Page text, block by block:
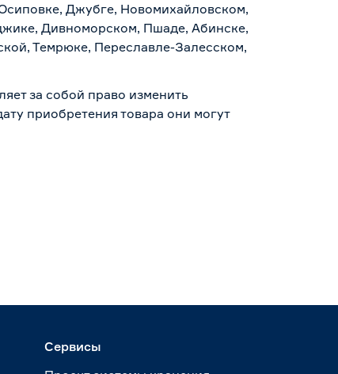
Джубге, Новомихайловском,
Дивноморском, Пшаде, Абинске,
Темрюке, Переславле-Залесском,
за собой право изменить
приобретения товара они могут
Сервисы